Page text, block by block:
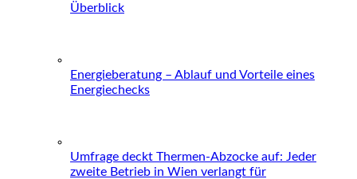
Überblick
Energieberatung – Ablauf und Vorteile eines
Energiechecks
Umfrage deckt Thermen-Abzocke auf: Jeder
zweite Betrieb in Wien verlangt für